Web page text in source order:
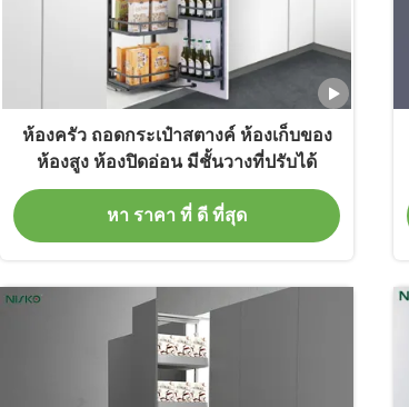
ห้องครัว ถอดกระเป๋าสตางค์ ห้องเก็บของ
ห้องสูง ห้องปิดอ่อน มีชั้นวางที่ปรับได้
หา ราคา ที่ ดี ที่สุด